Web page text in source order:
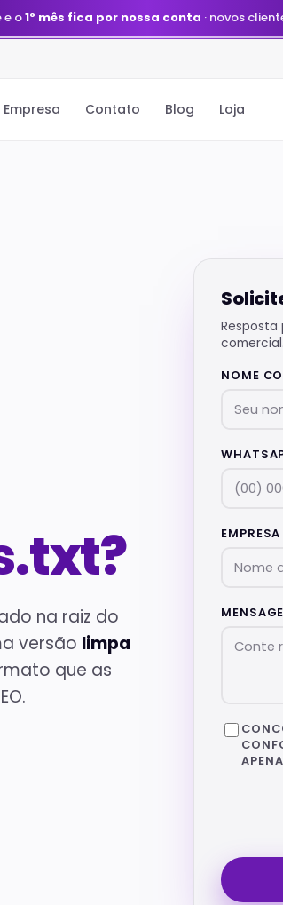
e o 1º mês fica por nossa conta · novos
e gerenciada pelo nosso timeQuero
Empresa Contato Blog Loja
na raiz do
versão limpa
que as
Resposta
comercial.
NOME